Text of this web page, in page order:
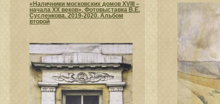
«Наличники московских домов XVIII –
начала XX веков». Фотовыставка В.Е.
Сусленкова. 2019-2020. Альбом
второй